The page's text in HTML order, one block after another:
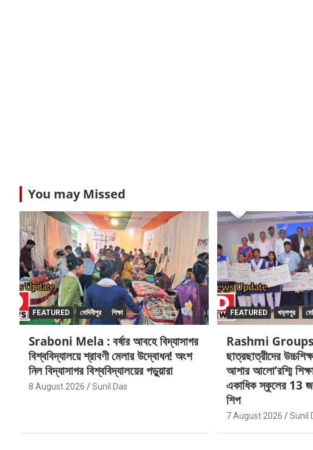
You may Missed
FEATURED মেদিনীপুর শিক্ষা
Sraboni Mela : বর্ষার আবহে বিদ্যাসাগর
বিশ্ববিদ্যালয়ে শ্রাবণী মেলার উদ্বোধন! অংশ
নিল বিদ্যাসাগর বিশ্ববিদ্যালয়ের পড়ুয়ারা
8 August 2026 Sunil Das
FEATURED খড়্গপুর
Rashmi Groups :
ছাত্রছাত্রীদের
আশার আলো’রশ্মি
একাধিক স্কুলের 13
শিপ
7 August 2026 Sunil